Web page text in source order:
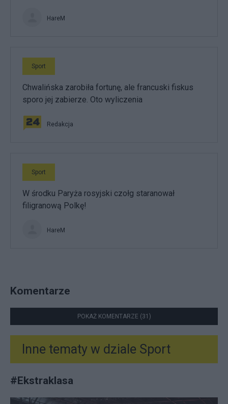
HareM
Sport
Chwalińska zarobiła fortunę, ale francuski fiskus
sporo jej zabierze. Oto wyliczenia
Redakcja
Sport
W środku Paryża rosyjski czołg staranował
filigranową Polkę!
HareM
Komentarze
POKAŻ KOMENTARZE (31)
Inne tematy w dziale Sport
#Ekstraklasa